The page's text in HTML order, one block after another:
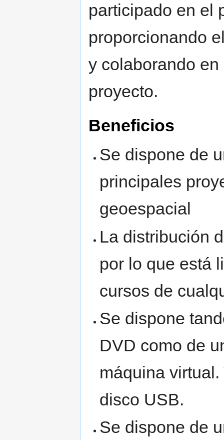
participado en el
proporcionando
y colaborando
proyecto.
Beneficios
Se dispone de
principales
geoespacial
La distribución
por lo que está
cursos de
Se dispone
DVD como de
máquina
disco USB.
Se dispone de